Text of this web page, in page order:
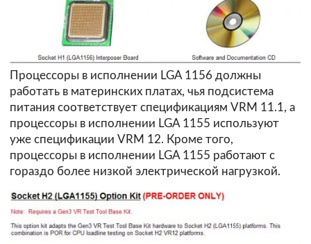
Процессоры в исполнении LGA 1156 должны
работать в материнских платах, чья подсистема
питания соответствует спецификациям VRM 11.1, а
процессоры в исполнении LGA 1155 используют
уже спецификации VRM 12. Кроме того,
процессоры в исполнении LGA 1155 работают с
гораздо более низкой электрической нагрузкой.